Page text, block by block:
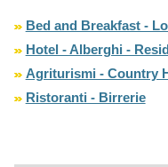
Bed and Breakfast -
Hotel - Alberghi -
Agriturismi - Country
Ristoranti - Birrerie